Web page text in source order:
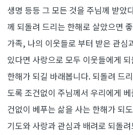
생명 등등 그 모든 것을 주님께 받았
께 되돌려 드리는 한해로 살았으면
가족, 나의 이웃들로 부터 받은 관심
있다면 사랑으로 모두 이웃들에게
한해가 되길 바래봅니다. 되돌려 드
도록 조건없이 주님께서 우리에게
건없이 베푸는 삶을 사는 한해가 되
기도와 사랑과 관심과 배려로 되돌